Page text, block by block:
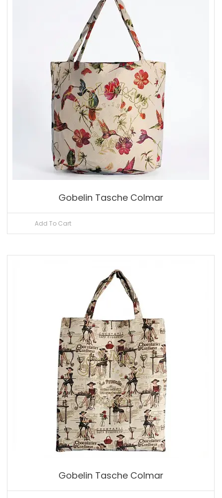
Gobelin Tasche Colmar
Add To Cart
Gobelin Tasche Colmar